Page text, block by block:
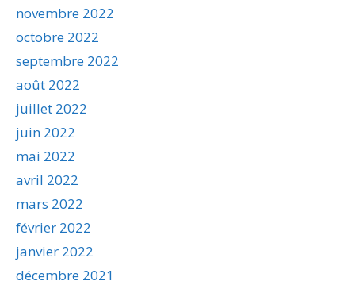
novembre 2022
octobre 2022
septembre 2022
août 2022
juillet 2022
juin 2022
mai 2022
avril 2022
mars 2022
février 2022
janvier 2022
décembre 2021